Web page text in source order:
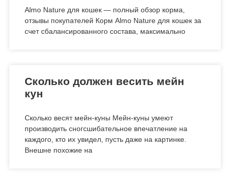
Almo Nature для кошек — полный обзор корма,
отзывы покупателей Корм Almo Nature для кошек за
счет сбалансированного состава, максимально
Сколько должен весить мейн
кун
Сколько весят мейн-куны Мейн-куны умеют
производить сногсшибательное впечатление на
каждого, кто их увидел, пусть даже на картинке.
Внешне похожие на